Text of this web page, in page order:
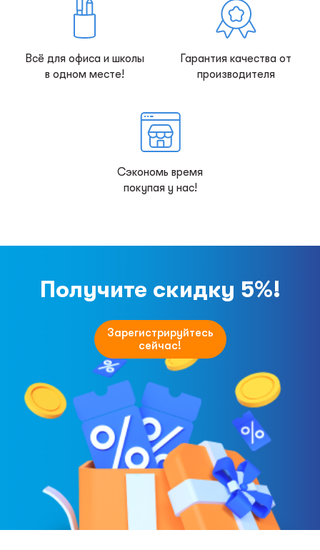
Всё для офиса и школы
в одном месте!
Гарантия качества от
производителя
Сэкономь время
покупая у нас!
Получите скидку 5%!
Зарегистрируйтесь
сейчас!